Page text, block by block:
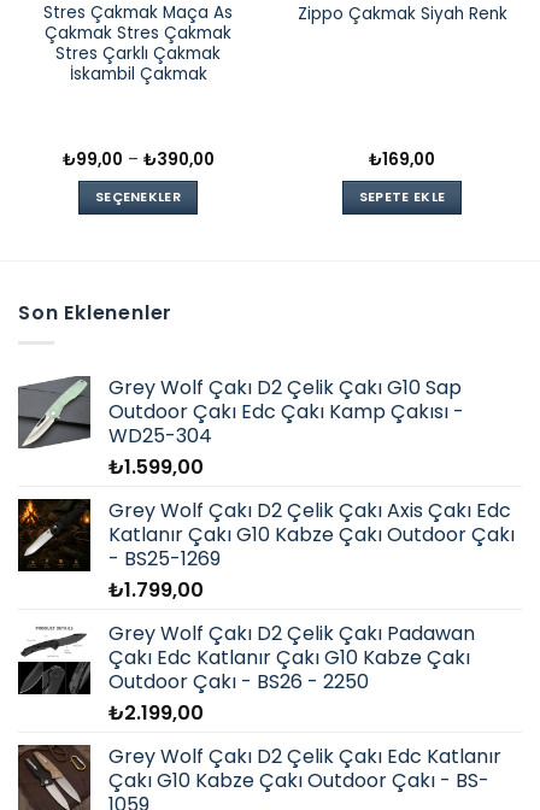
Stres Çakmak Maça As
Çakmak Stres Çakmak
Stres Çarklı Çakmak
İskambil Çakmak
₺99,00 – ₺390,00Fiyat
SEÇENEKLER
fazla
varyasyonu
Seçenekler
ürün
sayfasından
Zippo Çakmak Siyah Renk
₺169,00
SEPETE EKLE
Son Eklenenler
Grey Wolf Çakı D2 Çelik Çakı G10 Sap
Outdoor Çakı Edc Çakı Kamp Çakısı -
WD25-304
₺1.599,00
Grey Wolf Çakı D2 Çelik Çakı Axis Çakı Edc
Katlanır Çakı G10 Kabze Çakı Outdoor Çakı
- BS25-1269
₺1.799,00
Grey Wolf Çakı D2 Çelik Çakı Padawan
Çakı Edc Katlanır Çakı G10 Kabze Çakı
Outdoor Çakı - BS26 - 2250
₺2.199,00
Grey Wolf Çakı D2 Çelik Çakı Edc Katlanır
Çakı G10 Kabze Çakı Outdoor Çakı - BS-
1059